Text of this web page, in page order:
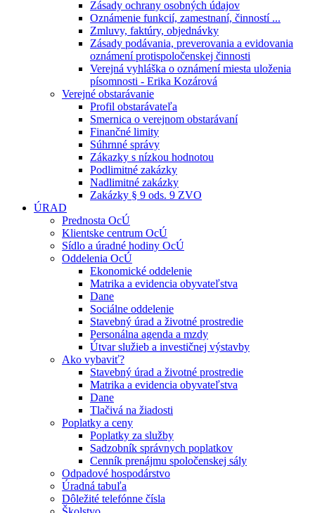
Zásady ochrany osobných údajov
Oznámenie funkcií, zamestnaní, činností ...
Zmluvy, faktúry, objednávky
Zásady podávania, preverovania a evidovania
oznámení protispoločenskej činnosti
Verejná vyhláška o oznámení miesta uloženia
písomnosti - Erika Kozárová
Verejné obstarávanie
Profil obstarávateľa
Smernica o verejnom obstarávaní
Finančné limity
Súhrnné správy
Zákazky s nízkou hodnotou
Podlimitné zakázky
Nadlimitné zakázky
Zakázky § 9 ods. 9 ZVO
ÚRAD
Prednosta OcÚ
Klientske centrum OcÚ
Sídlo a úradné hodiny OcÚ
Oddelenia OcÚ
Ekonomické oddelenie
Matrika a evidencia obyvateľstva
Dane
Sociálne oddelenie
Stavebný úrad a životné prostredie
Personálna agenda a mzdy
Útvar služieb a investičnej výstavby
Ako vybaviť?
Stavebný úrad a životné prostredie
Matrika a evidencia obyvateľstva
Dane
Tlačivá na žiadosti
Poplatky a ceny
Poplatky za služby
Sadzobník správnych poplatkov
Cenník prenájmu spoločenskej sály
Odpadové hospodárstvo
Úradná tabuľa
Dôležité telefónne čísla